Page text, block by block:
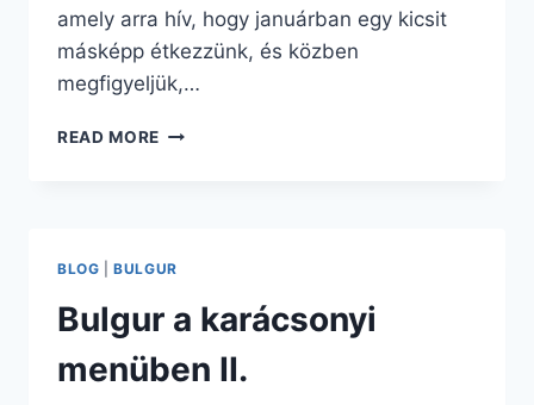
amely arra hív, hogy januárban egy kicsit
másképp étkezzünk, és közben
megfigyeljük,…
READ MORE ,,VEGANUARY”
BLOG |BULGUR
Bulgur a karácsonyi
menüben II.